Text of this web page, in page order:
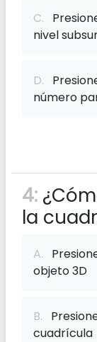
C.
nivel
D.
número
4:
la
A.
objeto 3D
B.
cuadrícula